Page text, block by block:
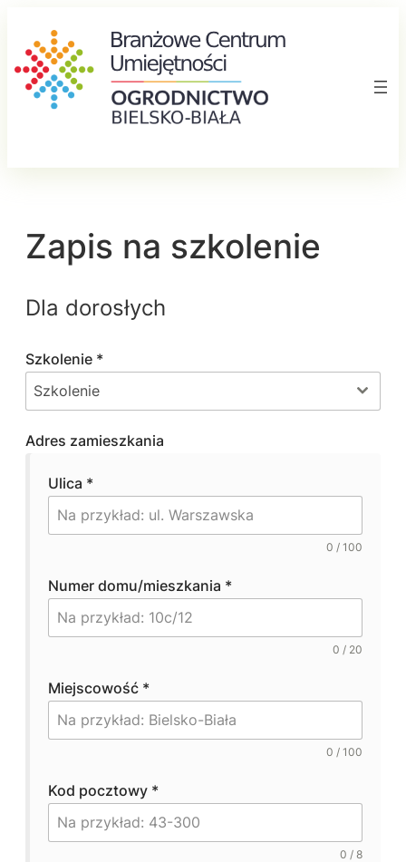
treści
Zapis na szkolenie
Dla dorosłych
Szkolenie *
Szkolenie
Adres zamieszkania
Ulica *
0 / 100
Numer domu/mieszkania *
0 / 20
Miejscowość *
0 / 100
Kod pocztowy *
0 / 8